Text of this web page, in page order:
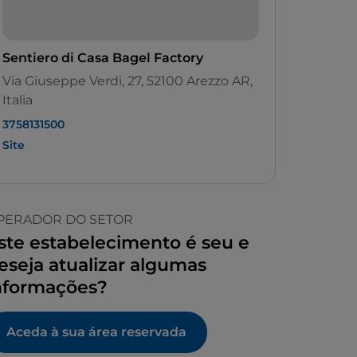
Sentiero di Casa Bagel Factory
Via Giuseppe Verdi, 27, 52100 Arezzo AR,
Italia
3758131500
Site
DO SETOR
estabelecimento é seu e
atualizar algumas
Aceda à sua área reservada